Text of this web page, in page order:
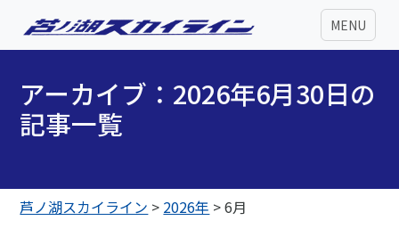
MENU
アーカイブ：2026年6月30日の
記事一覧
芦ノ湖スカイライン > 2026年 >6月